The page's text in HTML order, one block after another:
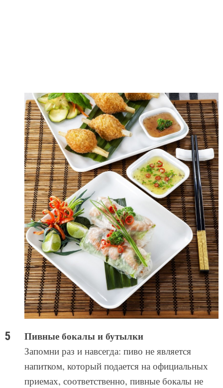
Пивные бокалы и бутылки
Запомни раз и навсегда: пиво не является
напитком, который подается на официальных
приемах, соответственно, пивные бокалы не